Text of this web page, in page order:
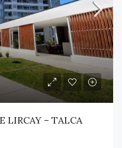
LIRCAY – TALCA